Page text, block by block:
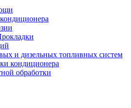
и дизельных топливных систем
кондиционера
обработки